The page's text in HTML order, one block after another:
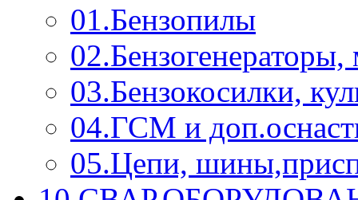
01.Бензопилы
03.Бензокосилки,
04.ГСМ и
05.Цепи,